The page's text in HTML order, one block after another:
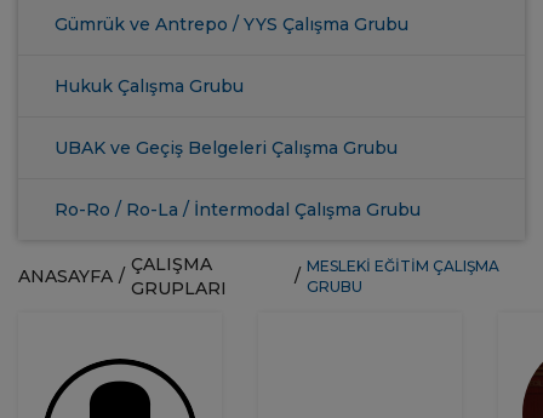
Gümrük ve Antrepo / YYS Çalışma Grubu
Hukuk Çalışma Grubu
UBAK ve Geçiş Belgeleri Çalışma Grubu
Ro-Ro / Ro-La / İntermodal Çalışma Grubu
ANASAYFA /
ÇALIŞMA
GRUPLARI
/ MESLEKİ EĞİTİM ÇALIŞMA
GRUBU